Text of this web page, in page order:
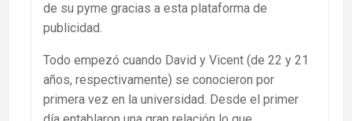
de su pyme gracias a esta plataforma de
publicidad.
Todo empezó cuando David y Vicent (de 22 y 21
años, respectivamente) se conocieron por
primera vez en la universidad. Desde el primer